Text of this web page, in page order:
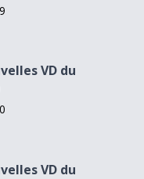
VD du
VD du